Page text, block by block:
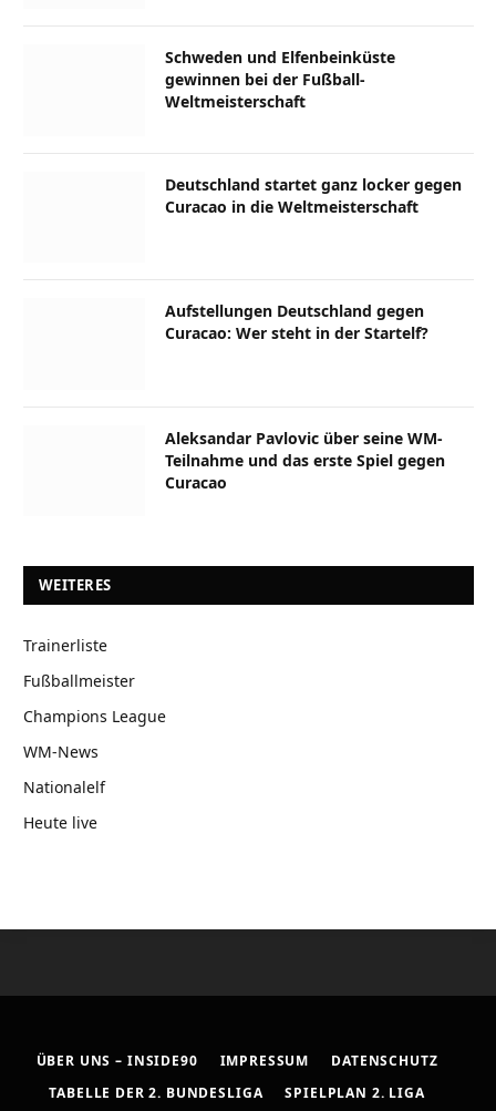
Schweden und Elfenbeinküste
gewinnen bei der Fußball-
Weltmeisterschaft
Deutschland startet ganz locker gegen
Curacao in die Weltmeisterschaft
Aufstellungen Deutschland gegen
Curacao: Wer steht in der Startelf?
Aleksandar Pavlovic über seine WM-
Teilnahme und das erste Spiel gegen
Curacao
WEITERES
Trainerliste
Fußballmeister
Champions League
WM-News
Nationalelf
Heute live
ÜBER UNS – INSIDE90 IMPRESSUM
DATENSCHUTZ
TABELLE DER 2. BUNDESLIGA
SPIELPLAN 2. LIGA